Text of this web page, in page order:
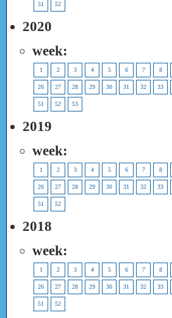
51 52
2020
week:
1 2 3 4 5 6 7 8
26 27 28 29 30 31 32 33
51 52 53
2019
week:
1 2 3 4 5 6 7 8
26 27 28 29 30 31 32 33
51 52
2018
week:
1 2 3 4 5 6 7 8
26 27 28 29 30 31 32 33
51 52